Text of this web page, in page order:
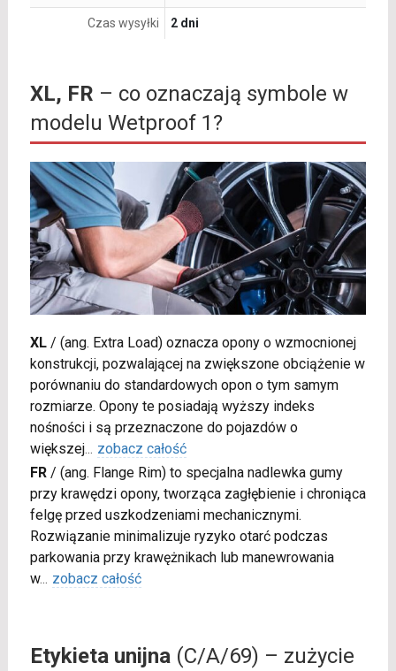
Czas wysyłki 2 dni
XL, FR – co oznaczają symbole w
modelu Wetproof 1?
XL/ (ang. Extra Load) oznacza opony o wzmocnionej
konstrukcji, pozwalającej na zwiększone obciążenie w
porównaniu do standardowych opon o tym samym
rozmiarze. Opony te posiadają wyższy indeks
nośności i są przeznaczone do pojazdów o
większej... zobacz całość
FR/ (ang. Flange Rim) to specjalna nadlewka gumy
przy krawędzi opony, tworząca zagłębienie i chroniąca
felgę przed uszkodzeniami mechanicznymi.
Rozwiązanie minimalizuje ryzyko otarć podczas
parkowania przy krawężnikach lub manewrowania
w... zobacz całość
Etykieta unijna(C/A/69) – zużycie